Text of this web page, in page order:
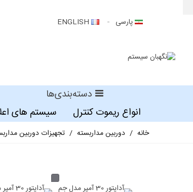
پارسی ENGLISH
دسته‌بندی‌ها
انواع ریموت کنترل
سیستم های
خانه / دوربین مداربسته / تجهیزات دوربین